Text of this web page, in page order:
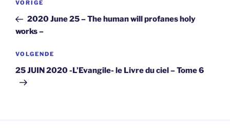
Vorig
bericht
VORIGE
2020 June 25 – The human will profanes holy
works –
Volgend
bericht
VOLGENDE
25 JUIN 2020 -L’Evangile- le Livre du ciel – Tome 6